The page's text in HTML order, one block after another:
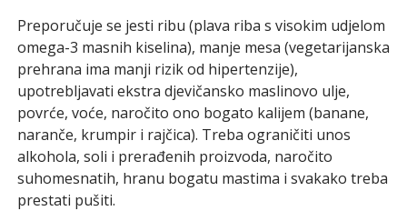
Preporučuje se jesti ribu (plava riba s visokim udjelom
omega-3 masnih kiselina), manje mesa (vegetarijanska
prehrana ima manji rizik od hipertenzije),
upotrebljavati ekstra djevičansko maslinovo ulje,
povrće, voće, naročito ono bogato kalijem (banane,
naranče, krumpir i rajčica). Treba ograničiti unos
alkohola, soli i prerađenih proizvoda, naročito
suhomesnatih, hranu bogatu mastima i svakako treba
prestati pušiti.